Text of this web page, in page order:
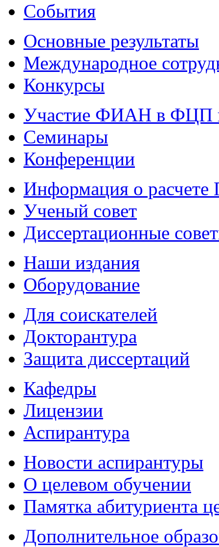
События
Основные результаты
Международное
Конкурсы
Участие ФИАН в ФЦП
Семинары
Конференции
Информация о
Ученый совет
Диссертационные
Наши издания
Оборудование
Для соискателей
Докторантура
Защита диссертаций
Кафедры
Лицензии
Аспирантура
Новости аспирантуры
О целевом обучении
Памятка абитуриента
Дополнительное